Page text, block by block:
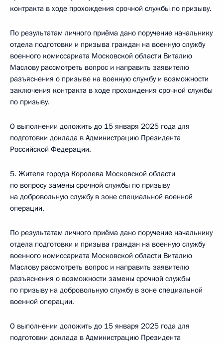
контракта в ходе прохождения срочной службы по призыву.
По результатам личного приёма дано поручение начальнику
отдела подготовки и призыва граждан на военную службу
военного комиссариата Московской области Виталию
Маслову рассмотреть вопрос и направить заявителю
разъяснения о призыве на военную службу и возможности
заключения контракта в ходе прохождения срочной службы
по призыву.
О выполнении доложить до 15 января 2025 года для
подготовки доклада в Администрацию Президента
Российской Федерации.
5. Жителя города Королева Московской области
по вопросу замены срочной службы по призыву
на добровольную службу в зоне специальной военной
операции.
По результатам личного приёма дано поручение начальнику
отдела подготовки и призыва граждан на военную службу
военного комиссариата Московской области Виталию
Маслову рассмотреть вопрос и направить заявителю
разъяснения о возможности замены срочной службы
по призыву на добровольную службу в зоне специальной
военной операции.
О выполнении доложить до 15 января 2025 года для
подготовки доклада в Администрацию Президента